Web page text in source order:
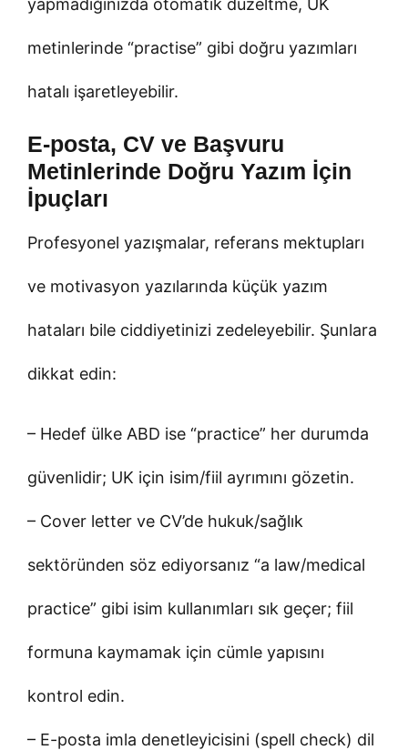
metinlerinde “practise” gibi doğru yazımları
hatalı işaretleyebilir.
E-posta, CV ve Başvuru
Metinlerinde Doğru Yazım İçin
İpuçları
Profesyonel yazışmalar, referans mektupları
ve motivasyon yazılarında küçük yazım
hataları bile ciddiyetinizi zedeleyebilir. Şunlara
dikkat edin:
– Hedef ülke ABD ise “practice” her durumda
güvenlidir; UK için isim/fiil ayrımını gözetin.
– Cover letter ve CV’de hukuk/sağlık
sektöründen söz ediyorsanız “a law/medical
practice” gibi isim kullanımları sık geçer; fiil
formuna kaymamak için cümle yapısını
kontrol edin.
– E-posta imla denetleyicisini (spell check) dil